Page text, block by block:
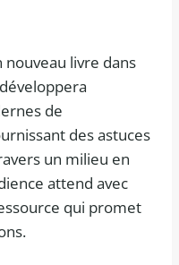
livre dans
de
des astuces
un milieu en
attend avec
qui promet